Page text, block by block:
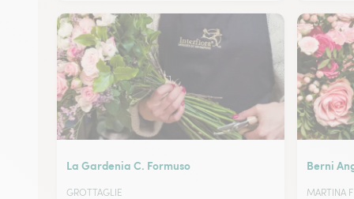
La Gardenia C. Formuso
GROTTAGLIE
Berni
MARTINA